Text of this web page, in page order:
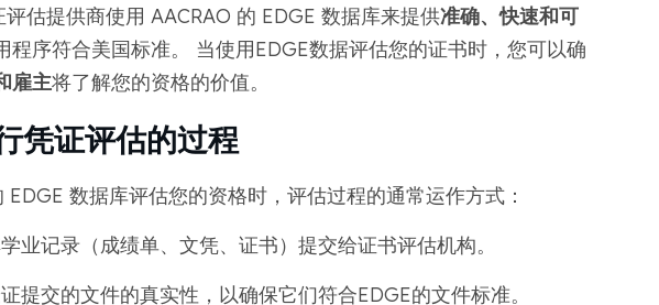
估提供商使用 AACRAO 的 EDGE 数据库来提供准确、快速和可
程序符合美国标准。 当使用EDGE数据评估您的证书时，您可以确
雇主将了解您的资格的价值。
凭证评估的过程
EDGE 数据库评估您的资格时，评估过程的通常运作方式：
业记录（成绩单、文凭、证书）提交给证书评估机构。
提交的文件的真实性，以确保它们符合EDGE的文件标准。